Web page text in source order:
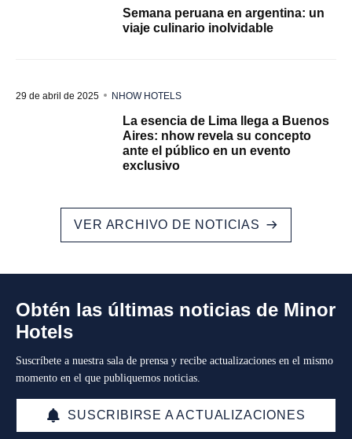
Semana peruana en argentina: un
viaje culinario inolvidable
29 de abril de 2025 NHOW HOTELS
La esencia de Lima llega a Buenos
Aires: nhow revela su concepto
ante el público en un evento
exclusivo
VER ARCHIVO DE NOTICIAS
Obtén las últimas noticias de Minor
Hotels
Suscríbete a nuestra sala de prensa y recibe actualizaciones en el mismo
momento en el que publiquemos noticias.
SUSCRIBIRSE A ACTUALIZACIONES